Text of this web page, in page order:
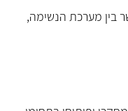
בין מערכת הנשימה,